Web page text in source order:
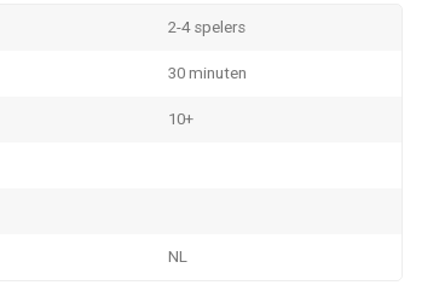
2-4 spelers
30 minuten
10+
NL